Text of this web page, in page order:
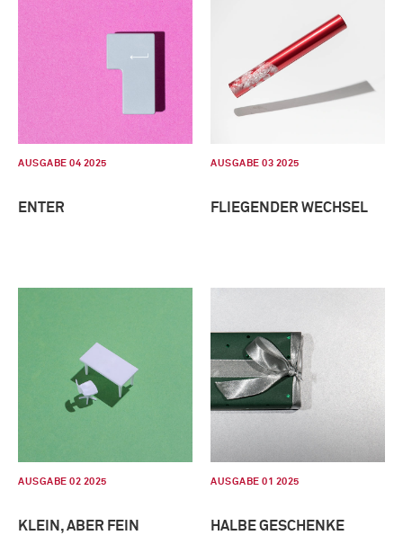
AUSGABE 04 2025
ENTER
AUSGABE 03 2025
FLIEGENDER WECHSEL
AUSGABE 02 2025
KLEIN, ABER FEIN
AUSGABE 01 2025
HALBE GESCHENKE